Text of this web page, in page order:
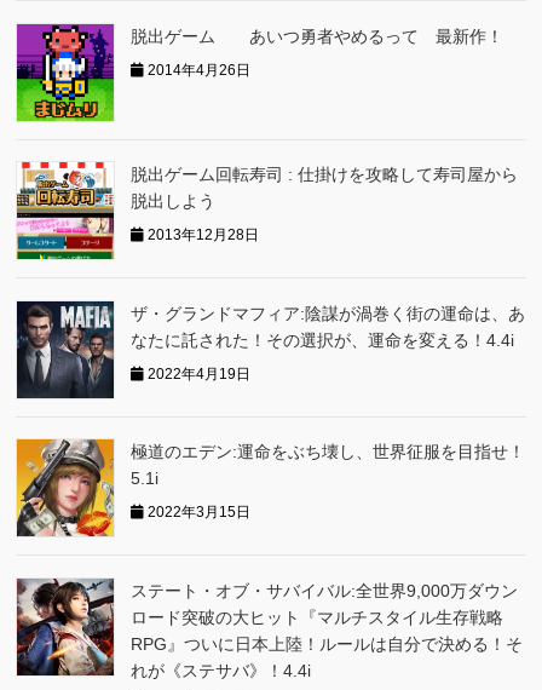
脱出ゲーム あいつ勇者やめるって 最新作！
2014年4月26日
脱出ゲーム回転寿司 : 仕掛けを攻略して寿司屋から
脱出しよう
2013年12月28日
ザ・グランドマフィア:陰謀が渦巻く街の運命は、あ
なたに託された！その選択が、運命を変える！4.4i
2022年4月19日
極道のエデン:運命をぶち壊し、世界征服を目指せ！
5.1i
2022年3月15日
ステート・オブ・サバイバル:全世界9,000万ダウン
ロード突破の大ヒット『マルチスタイル生存戦略
RPG』ついに日本上陸！ルールは自分で決める！そ
れが《ステサバ》！4.4i